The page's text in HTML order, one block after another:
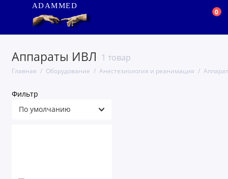
ADAMMED
0
Аппараты ИВЛ 1 товар
Главная Оборудование Анестезиология и реанимация
Фильтр